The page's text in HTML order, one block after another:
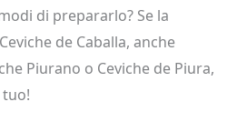
di prepararlo? Se la
de Caballa, anche
Piurano o Ceviche de Piura,
tuo!